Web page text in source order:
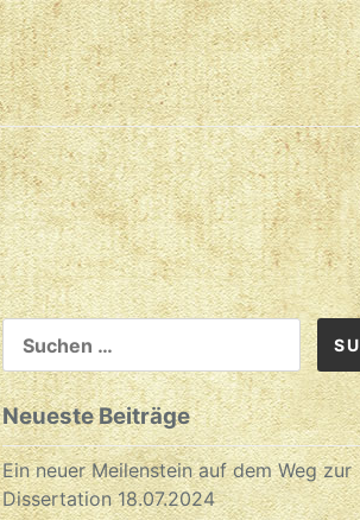
SUCHEN
NACH:
Neueste Beiträge
Ein neuer Meilenstein auf dem Weg zur
Dissertation 18.07.2024